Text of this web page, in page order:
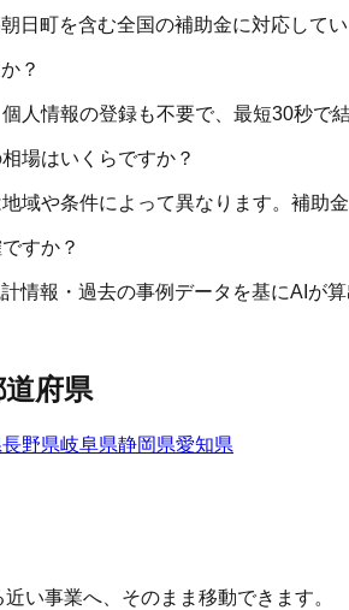
日町を含む全国の補助金に対応して
？
人情報の登録も不要で、最短30秒で
場はいくらですか？
域や条件によって異なります。補助
すか？
情報・過去の事例データを基にAIが
府県
長野県岐阜県静岡県愛知県
い事業へ、そのまま移動できます。